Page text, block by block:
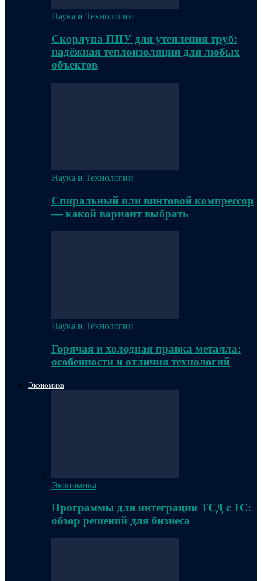
Наука и Технологии
Скорлупа ППУ для утепления труб:
надёжная теплоизоляция для любых
объектов
Наука и Технологии
Спиральный или винтовой компрессор
— какой вариант выбрать
Наука и Технологии
Горячая и холодная правка металла:
особенности и отличия технологий
Экономика
Экономика
Программы для интеграции ТСД с 1С:
обзор решений для бизнеса